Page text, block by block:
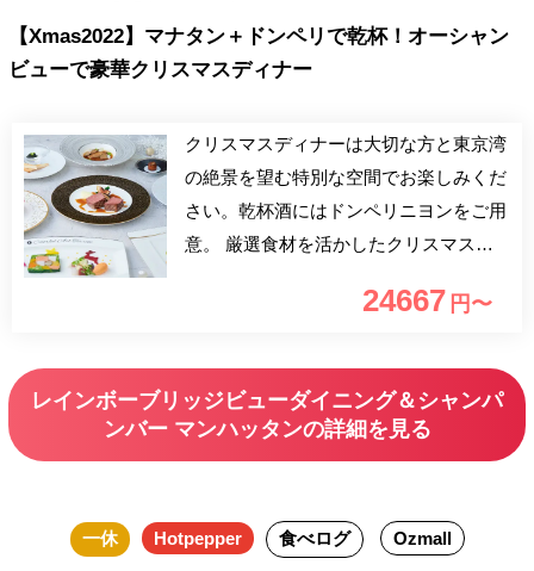
【Xmas2022】マナタン＋ドンペリで乾杯！オーシャン
ビューで豪華クリスマスディナー
クリスマスディナーは大切な方と東京湾
の絶景を望む特別な空間でお楽しみくだ
さい。乾杯酒にはドンペリニヨンをご用
意。 厳選食材を活かしたクリスマス
から始まる、新感覚のフランス料理をお
ペリニヨン※お一人様1杯 （ノンアルコ
ールに変更可能）
24667 円〜
レインボーブリッジビューダイニング＆シャンパ
ンバー マンハッタンの詳細を見る
一休 Hotpepper 食べログ Ozmall